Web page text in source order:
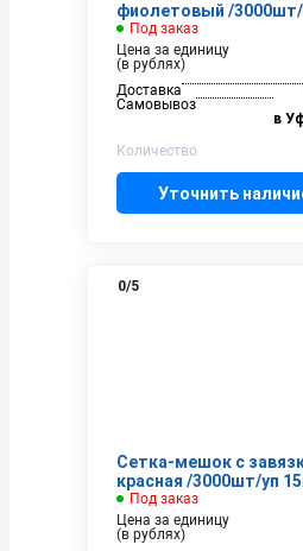
фиолетовый /3000шт/
Под заказ
Цена за единицу
(в рублях)
Доставка
Самовывоз
в
Количество
Уточнить
0/5
Сетка-мешок с
красная /3000шт/уп
Под заказ
Цена за единицу
(в рублях)